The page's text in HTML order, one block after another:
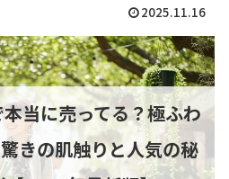
2025.11.16
当に売ってる？極ふわ
きの肌触りと人気の秘